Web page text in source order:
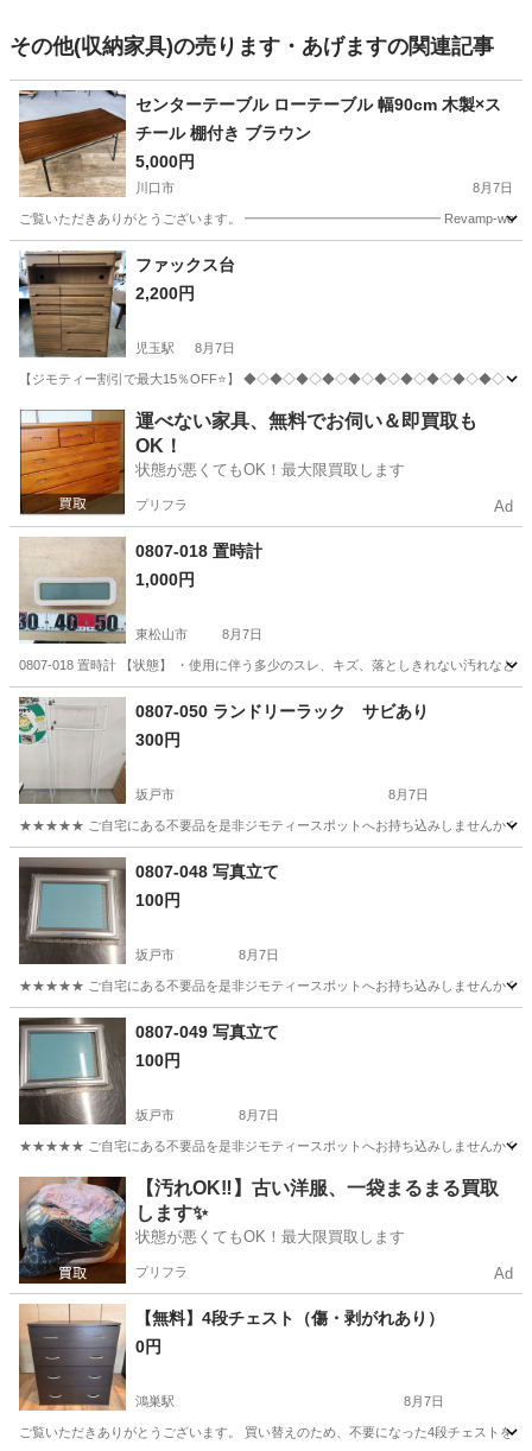
その他(収納家具)の売ります・あげますの関連記事
センターテーブル ローテーブル 幅90cm 木製×ス
チール 棚付き ブラウン
5,000円
川口市 8月7日
ご覧いただきありがとうございます。 ━━━━━━━━━━━━━━━ Revamp-
埼玉 川口市 テーブル
ファックス台
2,200円
児玉駅 8月7日
【ジモティー割引で最大15％OFF⭐️】 ◆◇◆◇◆◇◆◇◆◇◆◇◆◇◆◇◆◇◆◇ 【キャンペ
埼玉 本庄市 児玉駅 オフィス用家具
運べない家具、無料でお伺い＆即買取も
OK！
状態が悪くてもOK！最大限買取します
プリフラ Ad
0807-018 置時計
1,000円
東松山市 8月7日
0807-018 置時計 【状態】 ・使用に伴う多少のスレ、キズ、落としきれない汚れな
埼玉 東松山市 現地
0807-050 ランドリーラック サビあり
300円
坂戸市 8月7日
★★★★★ ご自宅にある不要品を是非ジモティースポットへお持ち込みしませんか？
埼玉 坂戸市 スポット
0807-048 写真立て
100円
坂戸市 8月7日
★★★★★ ご自宅にある不要品を是非ジモティースポットへお持ち込みしませんか？
埼玉 坂戸市 インテリア雑貨/小物
0807-049 写真立て
100円
坂戸市 8月7日
★★★★★ ご自宅にある不要品を是非ジモティースポットへお持ち込みしませんか？
埼玉 坂戸市 インテリア雑貨/小物 スポット
【汚れOK‼️】古い洋服、一袋まるまる買取
します✨
状態が悪くてもOK！最大限買取します
プリフラ Ad
【無料】4段チェスト（傷・剥がれあり）
0円
鴻巣駅 8月7日
ご覧いただきありがとうございます。 買い替えのため、不要になった4段チェストを